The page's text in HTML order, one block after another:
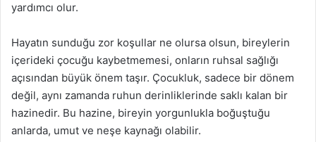
yardımcı olur.
Hayatın sunduğu zor koşullar ne olursa olsun, bireylerin
içerideki çocuğu kaybetmemesi, onların ruhsal sağlığı
açısından büyük önem taşır. Çocukluk, sadece bir dönem
değil, aynı zamanda ruhun derinliklerinde saklı kalan bir
hazinedir. Bu hazine, bireyin yorgunlukla boğuştuğu
anlarda, umut ve neşe kaynağı olabilir.